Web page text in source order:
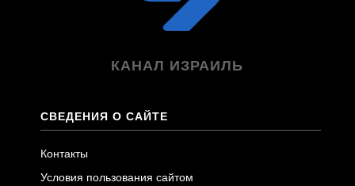
КАНАЛ ИЗРАИЛЬ
СВЕДЕНИЯ О САЙТЕ
Контакты
Условия пользования сайтом